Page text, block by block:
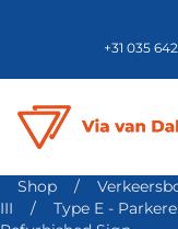
+31 035
Shop /
III
/ Type E -